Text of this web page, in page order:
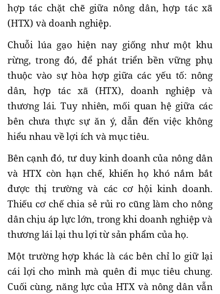
hợp tác chặt chẽ giữa nông dân, hợp tác xã
(HTX) và doanh nghiệp.
Chuỗi lúa gạo hiện nay giống như một khu
rừng, trong đó, để phát triển bền vững phụ
thuộc vào sự hòa hợp giữa các yếu tố: nông
dân, hợp tác xã (HTX), doanh nghiệp và
thương lái. Tuy nhiên, mối quan hệ giữa các
bên chưa thực sự ăn ý, dẫn đến việc không
hiểu nhau về lợi ích và mục tiêu.
Bên cạnh đó, tư duy kinh doanh của nông dân
và HTX còn hạn chế, khiến họ khó nắm bắt
được thị trường và các cơ hội kinh doanh.
Thiếu cơ chế chia sẻ rủi ro cũng làm cho nông
dân chịu áp lực lớn, trong khi doanh nghiệp và
thương lái lại thu lợi từ sản phẩm của họ.
Một trường hợp khác là các bên chỉ lo giữ lại
cái lợi cho mình mà quên đi mục tiêu chung.
Cuối cùng, năng lực của HTX và nông dân vẫn